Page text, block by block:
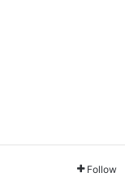
Follow